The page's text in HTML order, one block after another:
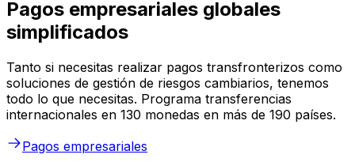
Pagos empresariales globales
simplificados
Tanto si necesitas realizar pagos transfronterizos como
soluciones de gestión de riesgos cambiarios, tenemos
todo lo que necesitas. Programa transferencias
internacionales en 130 monedas en más de 190 países.
Pagos empresariales